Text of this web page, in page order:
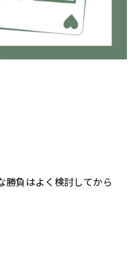
勝負はよく検討してから